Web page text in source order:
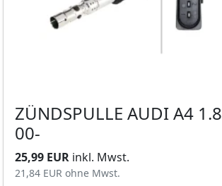
ZÜNDSPULLE AUDI A4 1.8
00-
25,99 EUR inkl. Mwst.
21,84 EUR ohne Mwst.